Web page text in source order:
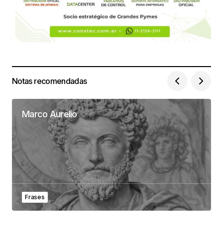
Notas recomendadas
Marco Aurelio
Frases